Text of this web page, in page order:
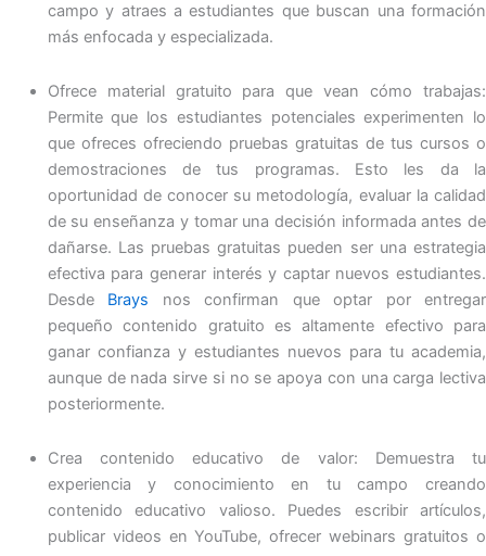
campo y atraes a estudiantes que buscan una formación
más enfocada y especializada.
Ofrece material gratuito para que vean cómo trabajas:
Permite que los estudiantes potenciales experimenten lo
que ofreces ofreciendo pruebas gratuitas de tus cursos o
demostraciones de tus programas. Esto les da la
oportunidad de conocer su metodología, evaluar la calidad
de su enseñanza y tomar una decisión informada antes de
dañarse. Las pruebas gratuitas pueden ser una estrategia
efectiva para generar interés y captar nuevos estudiantes.
Desde Brays nos confirman que optar por entregar
pequeño contenido gratuito es altamente efectivo para
ganar confianza y estudiantes nuevos para tu academia,
aunque de nada sirve si no se apoya con una carga lectiva
posteriormente.
Crea contenido educativo de valor: Demuestra tu
experiencia y conocimiento en tu campo creando
contenido educativo valioso. Puedes escribir artículos,
publicar videos en YouTube, ofrecer webinars gratuitos o